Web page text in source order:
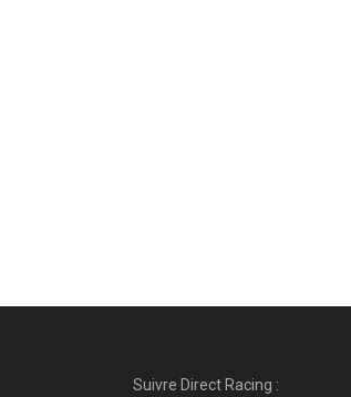
Suivre Direct Racing :